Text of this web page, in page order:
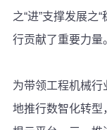
之“进”支撑发展之
行贡献了重要力量
为带领工程机械
地推行数智化转型